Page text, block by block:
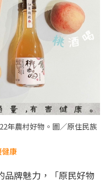
年農村好物。圖／原住民族
康
品牌魅力，「原民好物